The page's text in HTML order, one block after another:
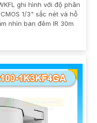
ghi hình với độ phân
1/3" sắc nét và hỗ
nhìn ban đêm IR 30m